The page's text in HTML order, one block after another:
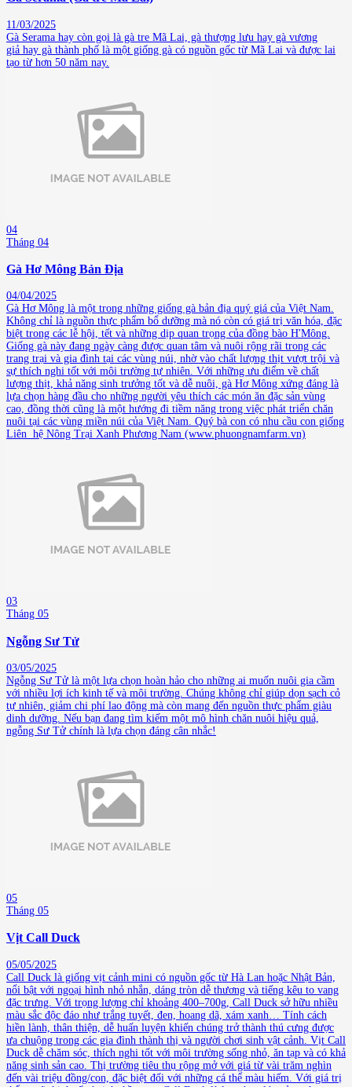
11/03/2025
Gà Serama hay còn gọi là gà tre Mã Lai, gà thượng lưu hay gà vương
giả hay gà thành phố là một giống gà có nguồn gốc từ Mã Lai và được lai
tạo từ hơn 50 năm nay.
04
Tháng 04
Gà Hơ Mông Bản Địa
04/04/2025
Gà Hơ Mông là một trong những giống gà bản địa quý giá của Việt Nam.
Không chỉ là nguồn thực phẩm bổ dưỡng mà nó còn có giá trị văn hóa, đặc
biệt trong các lễ hội, tết và những dịp quan trọng của đồng bào H'Mông.
Giống gà này đang ngày càng được quan tâm và nuôi rộng rãi trong các
trang trại và gia đình tại các vùng núi, nhờ vào chất lượng thịt vượt trội và
sự thích nghi tốt với môi trường tự nhiên. Với những ưu điểm về chất
lượng thịt, khả năng sinh trưởng tốt và dễ nuôi, gà Hơ Mông xứng đáng là
lựa chọn hàng đầu cho những người yêu thích các món ăn đặc sản vùng
cao, đồng thời cũng là một hướng đi tiềm năng trong việc phát triển chăn
nuôi tại các vùng miền núi của Việt Nam. Quý bà con có nhu cầu con giống
Liên hệ Nông Trại Xanh Phương Nam (www.phuongnamfarm.vn)
03
Tháng 05
Ngỗng Sư Tử
03/05/2025
Ngỗng Sư Tử là một lựa chọn hoàn hảo cho những ai muốn nuôi gia cầm
với nhiều lợi ích kinh tế và môi trường. Chúng không chỉ giúp dọn sạch cỏ
tự nhiên, giảm chi phí lao động mà còn mang đến nguồn thực phẩm giàu
dinh dưỡng. Nếu bạn đang tìm kiếm một mô hình chăn nuôi hiệu quả,
ngỗng Sư Tử chính là lựa chọn đáng cân nhắc!
05
Tháng 05
Vịt Call Duck
05/05/2025
Call Duck là giống vịt cảnh mini có nguồn gốc từ Hà Lan hoặc Nhật Bản,
nổi bật với ngoại hình nhỏ nhắn, dáng tròn dễ thương và tiếng kêu to vang
đặc trưng. Với trọng lượng chỉ khoảng 400–700g, Call Duck sở hữu nhiều
màu sắc độc đáo như trắng tuyết, đen, hoang dã, xám xanh… Tính cách
hiền lành, thân thiện, dễ huấn luyện khiến chúng trở thành thú cưng được
ưa chuộng trong các gia đình thành thị và người chơi sinh vật cảnh. Vịt Call
Duck dễ chăm sóc, thích nghi tốt với môi trường sống nhỏ, ăn tạp và có khả
năng sinh sản cao. Thị trường tiêu thụ rộng mở với giá từ vài trăm nghìn
đến vài triệu đồng/con, đặc biệt đối với những cá thể màu hiếm. Với giá trị